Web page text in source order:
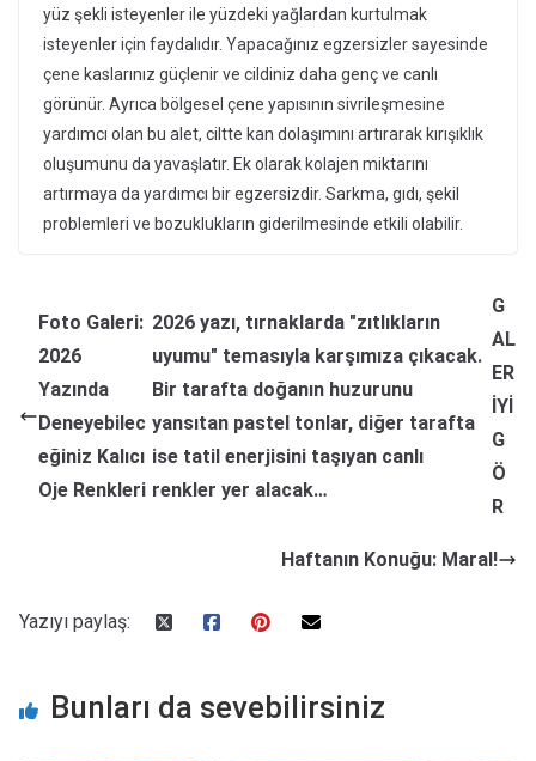
yüz şekli isteyenler ile yüzdeki yağlardan kurtulmak
isteyenler için faydalıdır. Yapacağınız egzersizler sayesinde
çene kaslarınız güçlenir ve cildiniz daha genç ve canlı
görünür. Ayrıca bölgesel çene yapısının sivrileşmesine
yardımcı olan bu alet, ciltte kan dolaşımını artırarak kırışıklık
oluşumunu da yavaşlatır. Ek olarak kolajen miktarını
artırmaya da yardımcı bir egzersizdir. Sarkma, gıdı, şekil
problemleri ve bozuklukların giderilmesinde etkili olabilir.
Foto Galeri:
2026
Yazında
Deneyebilec
eğiniz Kalıcı
Oje Renkleri
2026 yazı, tırnaklarda "zıtlıkların
uyumu" temasıyla karşımıza çıkacak.
Bir tarafta doğanın huzurunu
yansıtan pastel tonlar, diğer tarafta
ise tatil enerjisini taşıyan canlı
renkler yer alacak…
G
AL
ER
İYİ
G
Ö
R
Haftanın Konuğu: Maral!
Yazıyı paylaş:
Bunları da sevebilirsiniz